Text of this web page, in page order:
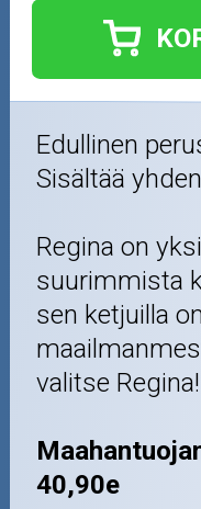
Edullinen
Sisältää
Regina on
suurimmista
sen ketjuilla
valitse Regina!
40,90e